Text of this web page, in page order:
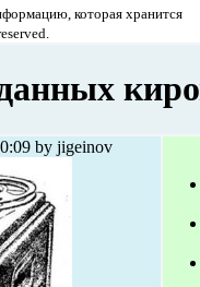
которая хранится
by jigeinov